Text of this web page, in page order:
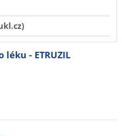
- ETRUZIL